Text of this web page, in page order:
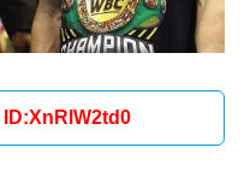
ID:XnRlW2td0